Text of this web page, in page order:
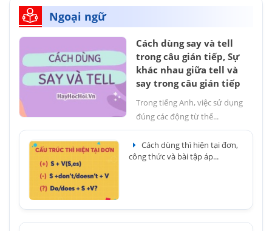
Ngoại ngữ
Cách dùng say và tell
trong câu gián tiếp, Sự
khác nhau giữa tell và
say trong câu gián tiếp
Trong tiếng Anh, việc sử dụng
đúng các động từ thể...
Cách dùng thì hiện tại đơn,
công thức và bài tập áp...